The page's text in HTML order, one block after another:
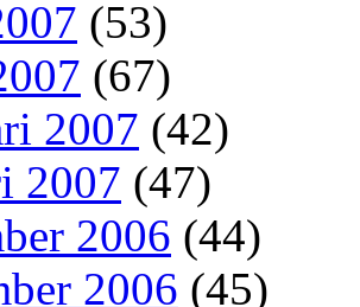
(53)
(67)
2007 (42)
2007 (47)
2006 (44)
2006 (45)